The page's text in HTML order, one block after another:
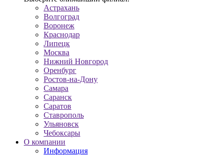
Астрахань
Волгоград
Воронеж
Краснодар
Липецк
Москва
Нижний Новгород
Оренбург
Ростов-на-Дону
Самара
Саранск
Саратов
Ставрополь
Ульяновск
Чебоксары
О компании
Информация